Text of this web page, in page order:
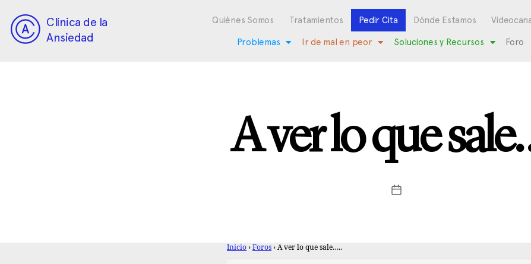
Clínica de la
Ansiedad
Quiénes Somos Tratamientos Pedir Cita Dónde Estamos
Problemas Ir de mal en peor Soluciones y Recursos Foro
A ver lo que
Inicio › Foros › A ver lo que sale…..